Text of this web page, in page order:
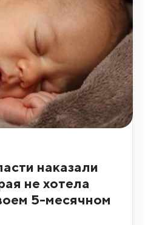
наказали
не хотела
5-месячном